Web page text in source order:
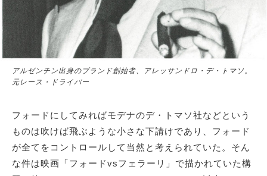
アルゼンチン出身のブランド創始者、アレッサンドロ・デ・トマソ。
元レース・ドライバー
フォードにしてみればモデナのデ・トマソ社などという
ものは吹けば飛ぶような小さな下請けであり、フォード
が全てをコントロールして当然と考えられていた。そん
な件は映画「フォードvsフェラーリ」で描かれていた構